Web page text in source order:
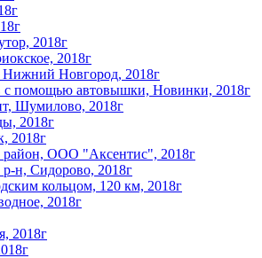
2018г
2018г
Нижний Новгород, 2018г
с помощью автовышки, Новинки, 2018г
Шумилово, 2018г
2018г
2018г
район, ООО "Аксентис", 2018г
р-н, Сидорово, 2018г
кольцом, 120 км, 2018г
2018г
2018г